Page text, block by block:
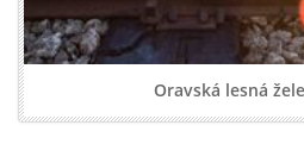
Oravská lesná